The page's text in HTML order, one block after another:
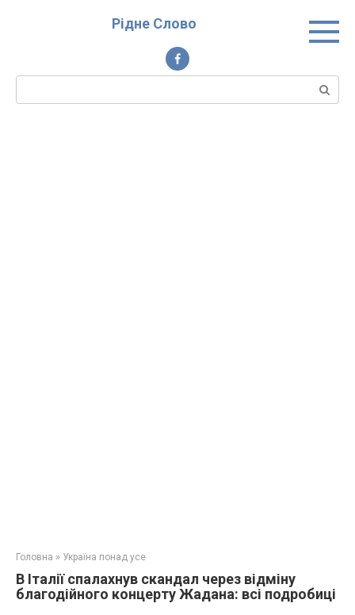
Рідне Слово
Пошук:
Головна » Україна понад усе
В Італії спалахнув скандал через відміну
благодійного концерту Жадана: всі подробиці